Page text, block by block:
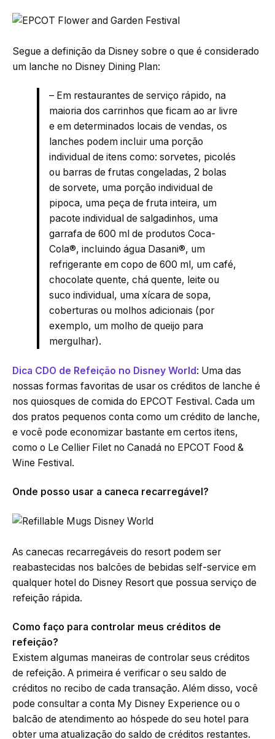
Segue a definição da Disney sobre o que é considerado
um lanche no Disney Dining Plan:
– Em restaurantes de serviço rápido, na
maioria dos carrinhos que ficam ao ar livre
e em determinados locais de vendas, os
lanches podem incluir uma porção
individual de itens como: sorvetes, picolés
ou barras de frutas congeladas, 2 bolas
de sorvete, uma porção individual de
pipoca, uma peça de fruta inteira, um
pacote individual de salgadinhos, uma
garrafa de 600 ml de produtos Coca-
Cola®, incluindo água Dasani®, um
refrigerante em copo de 600 ml, um café,
chocolate quente, chá quente, leite ou
suco individual, uma xícara de sopa,
coberturas ou molhos adicionais (por
exemplo, um molho de queijo para
mergulhar).
Dica CDO de Refeição no Disney World: Uma das
nossas formas favoritas de usar os créditos de lanche é
nos quiosques de comida do EPCOT Festival. Cada um
dos pratos pequenos conta como um crédito de lanche,
e você pode economizar bastante em certos itens,
como o Le Cellier Filet no Canadá no EPCOT Food &
Wine Festival.
Onde posso usar a caneca recarregável?
As canecas recarregáveis do resort podem ser
reabastecidas nos balcões de bebidas self-service em
qualquer hotel do Disney Resort que possua serviço de
refeição rápida.
Como faço para controlar meus créditos de
refeição?
Existem algumas maneiras de controlar seus créditos
de refeição. A primeira é verificar o seu saldo de
créditos no recibo de cada transação. Além disso, você
pode consultar a conta My Disney Experience ou o
balcão de atendimento ao hóspede do seu hotel para
obter uma atualização do saldo de créditos restantes.